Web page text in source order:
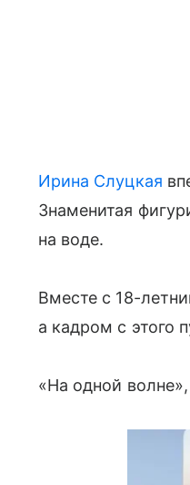
Ирина Слуцкая
Знаменитая
на воде.
Вместе с 18-
а кадром с этого
«На одной